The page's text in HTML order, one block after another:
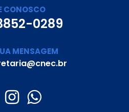
CONOSCO
0289
MENSAGEM